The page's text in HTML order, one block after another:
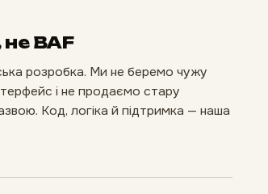
не BAF
розробка. Ми не беремо чужу
і не продаємо стару
Код, логіка й підтримка — наша